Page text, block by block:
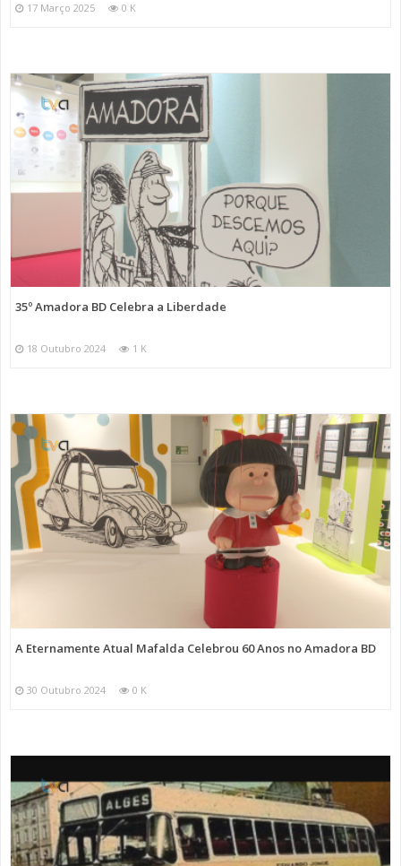
17 Março 2025 0 K
35º Amadora BD Celebra a Liberdade
18 Outubro 2024 1 K
A Eternamente Atual Mafalda Celebrou 60 Anos no Amadora BD
30 Outubro 2024 0 K